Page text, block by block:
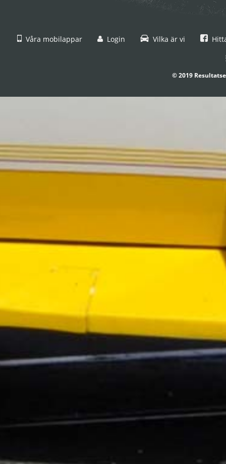
Våra mobilappar Login Vilka är vi
© 2019